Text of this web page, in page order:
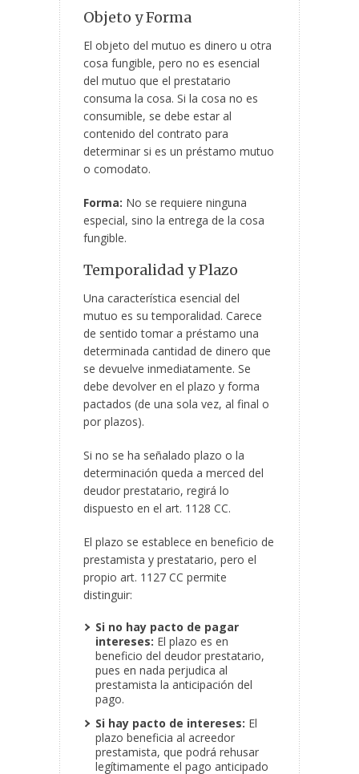
Objeto y Forma
El objeto del mutuo es dinero u otra
cosa fungible, pero no es esencial
del mutuo que el prestatario
consuma la cosa. Si la cosa no es
consumible, se debe estar al
contenido del contrato para
determinar si es un préstamo mutuo
o comodato.
Forma: No se requiere ninguna
especial, sino la entrega de la cosa
fungible.
Temporalidad y Plazo
Una característica esencial del
mutuo es su temporalidad. Carece
de sentido tomar a préstamo una
determinada cantidad de dinero que
se devuelve inmediatamente. Se
debe devolver en el plazo y forma
pactados (de una sola vez, al final o
por plazos).
Si no se ha señalado plazo o la
determinación queda a merced del
deudor prestatario, regirá lo
dispuesto en el art. 1128 CC.
El plazo se establece en beneficio de
prestamista y prestatario, pero el
propio art. 1127 CC permite
distinguir:
Si no hay pacto de pagar
intereses: El plazo es en
beneficio del deudor prestatario,
pues en nada perjudica al
prestamista la anticipación del
pago.
Si hay pacto de intereses: El
plazo beneficia al acreedor
prestamista, que podrá rehusar
legítimamente el pago anticipado